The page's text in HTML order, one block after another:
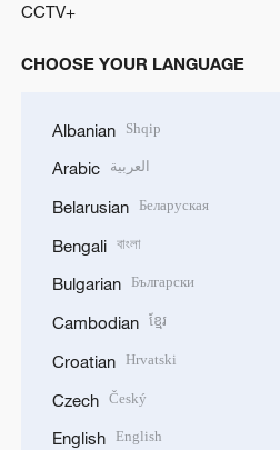
CCTV+
CHOOSE YOUR LANGUAGE
Albanian Shqip
Arabic العربية
Belarusian Беларуская
Bengali বাংলা
Bulgarian Български
Cambodian ខ្មែរ
Croatian Hrvatski
Czech Český
English English